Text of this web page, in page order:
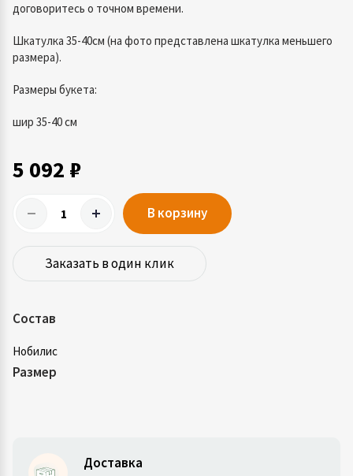
договоритесь о точном времени.
Шкатулка 35-40см (на фото представлена шкатулка меньшего
размера).
Размеры букета:
шир 35-40 см
5 092 ₽
В корзину
Заказать в один клик
Состав
Нобилис
Размер
Доставка